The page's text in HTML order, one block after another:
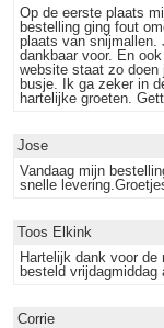
Op de eerste plaats
bestelling ging fout
plaats van snijmallen.
dankbaar voor. En
website staat zo doen
busje. Ik ga zeker in
hartelijke groeten.
Jose
Vandaag mijn
snelle
Toos Elkink
Hartelijk dank voor
besteld
Corrie